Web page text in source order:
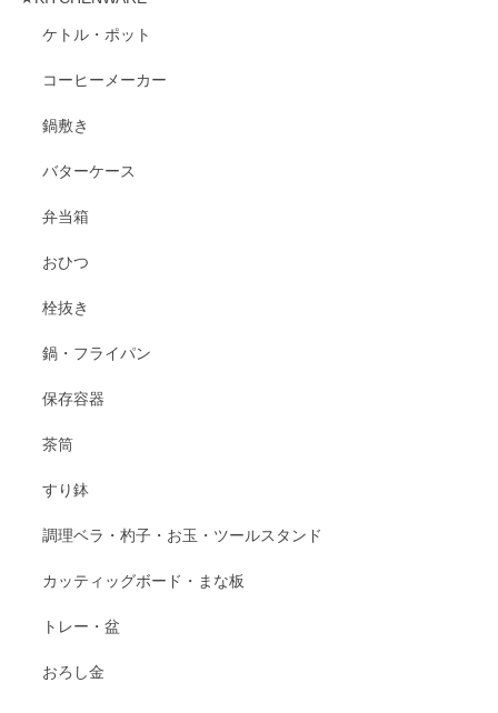
ケトル・ポット
コーヒーメーカー
鍋敷き
バターケース
弁当箱
おひつ
栓抜き
鍋・フライパン
保存容器
茶筒
すり鉢
調理ベラ・杓子・お玉・ツールスタンド
カッティッグボード・まな板
トレー・盆
おろし金